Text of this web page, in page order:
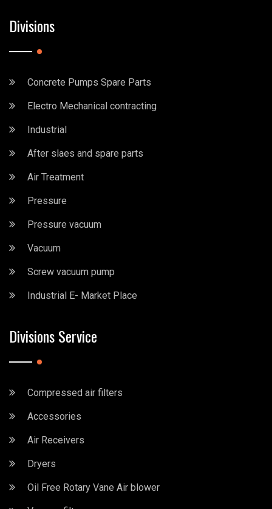
Divisions
Concrete Pumps Spare Parts
Electro Mechanical contracting
Industrial
After slaes and spare parts
Air Treatment
Pressure
Pressure vacuum
Vacuum
Screw vacuum pump
Industrial E- Market Place
Divisions Service
Compressed air filters
Accessories
Air Receivers
Dryers
Oil Free Rotary Vane Air blower